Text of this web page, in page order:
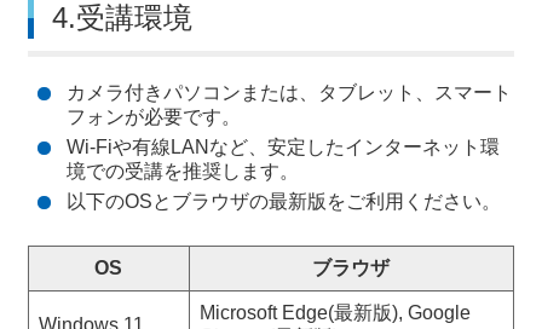
4.受講環境
カメラ付きパソコンまたは、タブレット、スマート
フォンが必要です。
Wi-Fiや有線LANなど、安定したインターネット環
境での受講を推奨します。
以下のOSとブラウザの最新版をご利用ください。
OS ブラウザ
Windows 11
Microsoft Edge(最新版), Google